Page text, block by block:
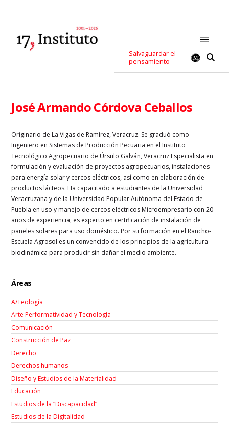
Salvaguardar el
pensamiento
José Armando Córdova Ceballos
Originario de La Vigas de Ramírez, Veracruz. Se graduó como
Ingeniero en Sistemas de Producción Pecuaria en el Instituto
Tecnológico Agropecuario de Úrsulo Galván, Veracruz Especialista en
formulación y evaluación de proyectos agropecuarios, instalaciones
para energía solar y cercos eléctricos, así como en elaboración de
productos lácteos. Ha capacitado a estudiantes de la Universidad
Veracruzana y de la Universidad Popular Autónoma del Estado de
Puebla en uso y manejo de cercos eléctricos Microempresario con 20
años de experiencia, es experto en certificación de instalación de
paneles solares para uso doméstico. Por su formación en el Rancho-
Escuela Agrosol es un convencido de los principios de la agricultura
biodinámica para producir sin dañar el medio ambiente.
Áreas
A/Teología
Arte Performatividad y Tecnología
Comunicación
Construcción de Paz
Derecho
Derechos humanos
Diseño y Estudios de la Materialidad
Educación
Estudios de la “Discapacidad”
Estudios de la Digitalidad